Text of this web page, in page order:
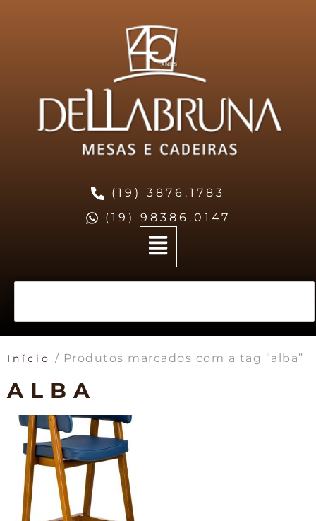
(19) 3876.1783
(19) 98386.0147
Início / Produtos marcados com a tag “alba”
ALBA